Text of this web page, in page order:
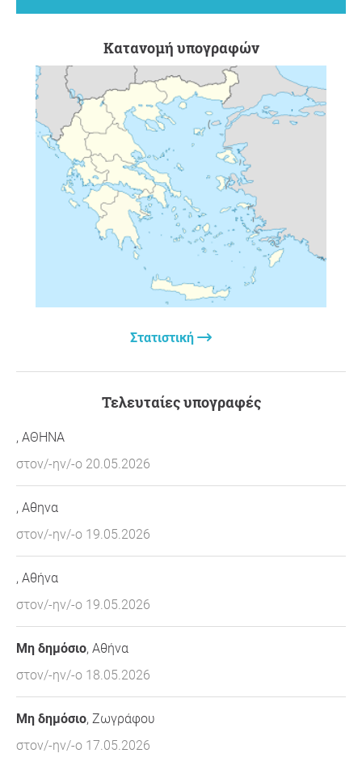
Δεν είμαστε εναντίον του πρασίνου, του αθλητισμού ή
του ποδηλάτου. Αλλά όχι να ταλαιπωρούμαστε για τα
ιδεαολογικά κολλήματα ορισμένων.
Σας ευχαριστώ πολύ για την υποστήριξή σας,
ΟΧΙ σε
Ποδηλατόδρομο στην Αθήνα
, ΑΘΗΝΑ
Ερώτηση προς τον εκκινητή
Κατανομή υπογραφών
Στατιστική
Τελευταίες υπογραφές
, ΑΘΗΝΑ
στον/-ην/-ο 20.05.2026
, Αθηνα
στον/-ην/-ο 19.05.2026
, Αθήνα
στον/-ην/-ο 19.05.2026
Μη δημόσιο, Αθήνα
στον/-ην/-ο 18.05.2026
Μη δημόσιο, Ζωγράφου
στον/-ην/-ο 17.05.2026